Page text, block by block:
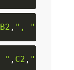
B2 , ", "
Copy
" , C2 , ", "
Copy